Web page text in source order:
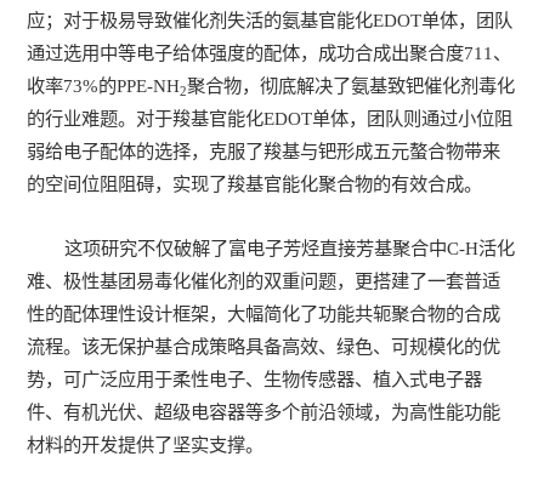
应；对于极易导致催化剂失活的氨基官能化EDOT单体，团队
通过选用中等电子给体强度的配体，成功合成出聚合度711、
收率73%的PPE-NH2聚合物，彻底解决了氨基致钯催化剂毒化
的行业难题。对于羧基官能化EDOT单体，团队则通过小位阻
弱给电子配体的选择，克服了羧基与钯形成五元螯合物带来
的空间位阻阻碍，实现了羧基官能化聚合物的有效合成。
这项研究不仅破解了富电子芳烃直接芳基聚合中C-H活化
难、极性基团易毒化催化剂的双重问题，更搭建了一套普适
性的配体理性设计框架，大幅简化了功能共轭聚合物的合成
流程。该无保护基合成策略具备高效、绿色、可规模化的优
势，可广泛应用于柔性电子、生物传感器、植入式电子器
件、有机光伏、超级电容器等多个前沿领域，为高性能功能
材料的开发提供了坚实支撑。